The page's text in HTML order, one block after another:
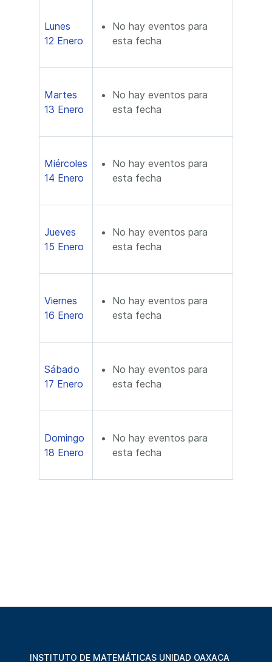
Lunes
12 Enero
No hay eventos para
esta fecha
Martes
13 Enero
No hay eventos para
esta fecha
Miércoles
14 Enero
No hay eventos para
esta fecha
Jueves
15 Enero
No hay eventos para
esta fecha
Viernes
16 Enero
No hay eventos para
esta fecha
Sábado
17 Enero
No hay eventos para
esta fecha
Domingo
18 Enero
No hay eventos para
esta fecha
INSTITUTO DE MATEMÁTICAS UNIDAD OAXACA